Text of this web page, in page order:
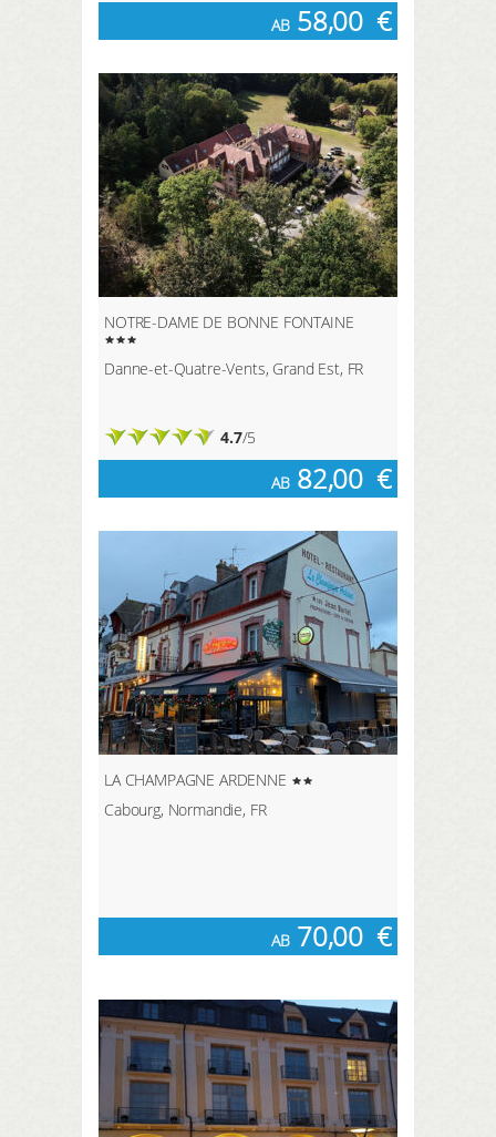
AB 58,00 €
NOTRE-DAME DE BONNE FONTAINE
Danne-et-Quatre-Vents, Grand Est, FR
4.7/5
AB 82,00 €
LA CHAMPAGNE ARDENNE
Cabourg, Normandie, FR
AB 70,00 €